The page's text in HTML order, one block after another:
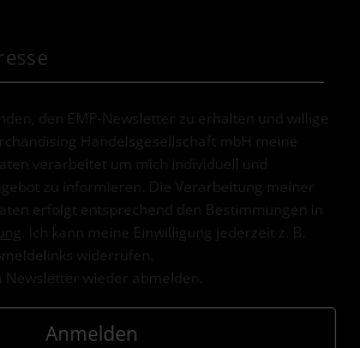
den EMP-Newsletter zu erhalten und willige
Handelsgesellschaft mbH meine
verarbeitet um mich individuell und
zu informieren. Die Verarbeitung meiner
erfolgt entsprechend den Bestimmungen in
. Ich kann meine Einwilligung jederzeit z. B.
widerrufen.
wieder abmelden.
Anmelden